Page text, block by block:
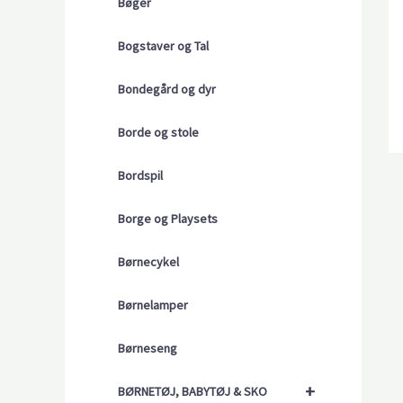
Bogstaver og Tal
Bondegård og dyr
Borde og stole
Bordspil
Borge og Playsets
Børnecykel
Børnelamper
Børneseng
+
BØRNETØJ, BABYTØJ & SKO